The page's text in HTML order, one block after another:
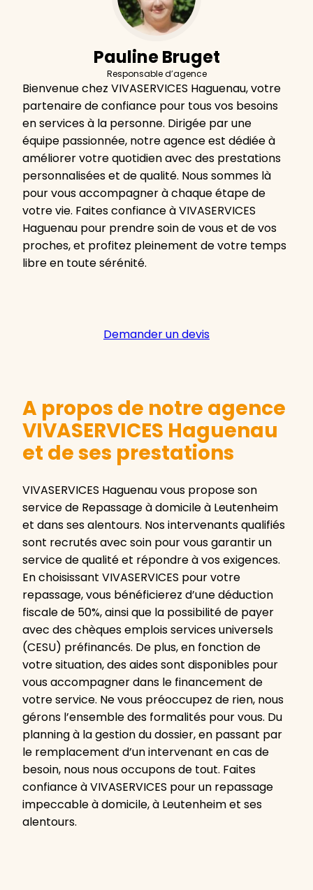
Pauline Bruget
Responsable d’agence
Bienvenue chez VIVASERVICES Haguenau, votre
partenaire de confiance pour tous vos besoins
en services à la personne. Dirigée par une
équipe passionnée, notre agence est dédiée à
améliorer votre quotidien avec des prestations
personnalisées et de qualité. Nous sommes là
pour vous accompagner à chaque étape de
votre vie. Faites confiance à VIVASERVICES
Haguenau pour prendre soin de vous et de vos
proches, et profitez pleinement de votre temps
libre en toute sérénité.
Demander un devis
A propos de notre agence
VIVASERVICES Haguenau
et de ses prestations
VIVASERVICES Haguenau vous propose son
service de Repassage à domicile à Leutenheim
et dans ses alentours. Nos intervenants qualifiés
sont recrutés avec soin pour vous garantir un
service de qualité et répondre à vos exigences.
En choisissant VIVASERVICES pour votre
repassage, vous bénéficierez d’une déduction
fiscale de 50%, ainsi que la possibilité de payer
avec des chèques emplois services universels
(CESU) préfinancés. De plus, en fonction de
votre situation, des aides sont disponibles pour
vous accompagner dans le financement de
votre service. Ne vous préoccupez de rien, nous
gérons l’ensemble des formalités pour vous. Du
planning à la gestion du dossier, en passant par
le remplacement d’un intervenant en cas de
besoin, nous nous occupons de tout. Faites
confiance à VIVASERVICES pour un repassage
impeccable à domicile, à Leutenheim et ses
alentours.